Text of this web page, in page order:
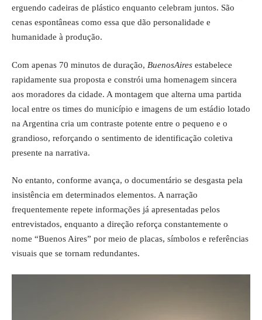
erguendo cadeiras de plástico enquanto celebram juntos. São
cenas espontâneas como essa que dão personalidade e
humanidade à produção.
Com apenas 70 minutos de duração, BuenosAires estabelece
rapidamente sua proposta e constrói uma homenagem sincera
aos moradores da cidade. A montagem que alterna uma partida
local entre os times do município e imagens de um estádio lotado
na Argentina cria um contraste potente entre o pequeno e o
grandioso, reforçando o sentimento de identificação coletiva
presente na narrativa.
No entanto, conforme avança, o documentário se desgasta pela
insistência em determinados elementos. A narração
frequentemente repete informações já apresentadas pelos
entrevistados, enquanto a direção reforça constantemente o
nome “Buenos Aires” por meio de placas, símbolos e referências
visuais que se tornam redundantes.